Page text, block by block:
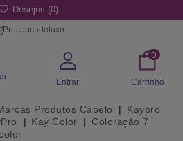
Desejos (0)
Entrar
0
Carrinho
Produtos Cabelo
Kaypro
Kay Color
Coloração 7